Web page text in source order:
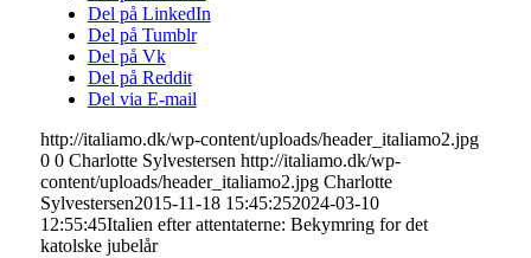
Del på LinkedIn
Del på Tumblr
Del på Vk
Del på Reddit
Del via E-mail
http://italiamo.dk/wp-content/uploads/header_italiamo2.jpg
0 0 Charlotte Sylvestersen http://italiamo.dk/wp-
content/uploads/header_italiamo2.jpg Charlotte
Sylvestersen2015-11-18 15:45:252024-03-10
12:55:45Italien efter attentaterne: Bekymring for det
katolske jubelår